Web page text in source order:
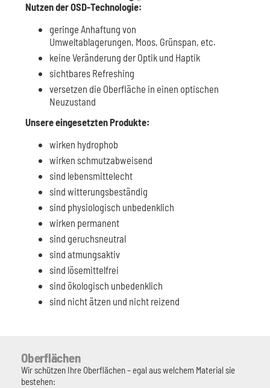
Nutzen der OSD-Technologie:
geringe Anhaftung von
Umweltablagerungen, Moos, Grünspan, etc.
keine Veränderung der Optik und Haptik
sichtbares Refreshing
versetzen die Oberfläche in einen optischen
Neuzustand
Unsere eingesetzten Produkte:
wirken hydrophob
wirken schmutzabweisend
sind lebensmittelecht
sind witterungsbeständig
sind physiologisch unbedenklich
wirken permanent
sind geruchsneutral
sind atmungsaktiv
sind lösemittelfrei
sind ökologisch unbedenklich
sind nicht ätzen und nicht reizend
Oberflächen
Wir schützen Ihre Oberflächen – egal aus welchem Material sie
bestehen: